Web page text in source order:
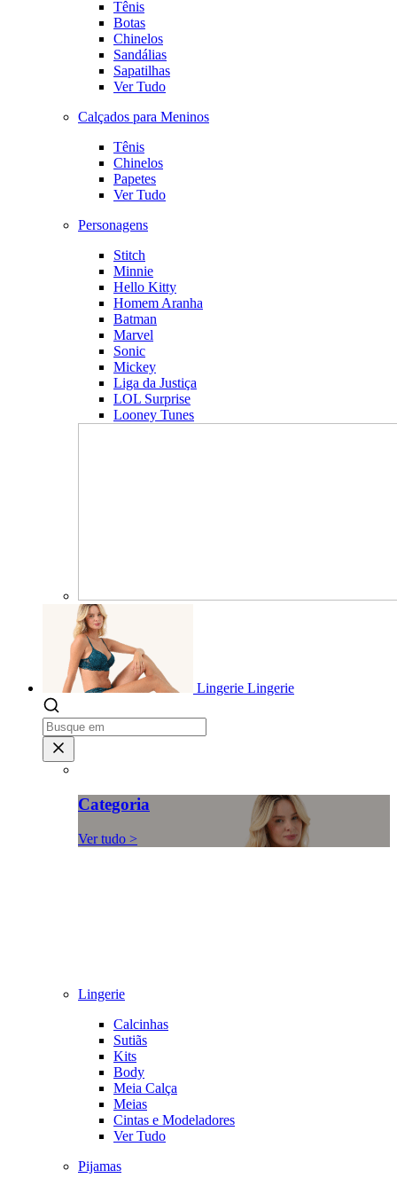
Tênis
Botas
Chinelos
Sandálias
Sapatilhas
Ver Tudo
Calçados para Meninos
Tênis
Chinelos
Papetes
Ver Tudo
Personagens
Stitch
Minnie
Hello Kitty
Homem Aranha
Batman
Marvel
Sonic
Mickey
Liga da Justiça
LOL Surprise
Looney Tunes
Lingerie Lingerie
Categoria
Ver tudo >
Lingerie
Calcinhas
Sutiãs
Kits
Body
Meia Calça
Meias
Cintas e Modeladores
Ver Tudo
Pijamas